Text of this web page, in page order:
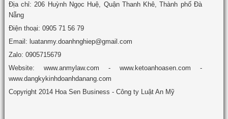
Địa chỉ: 206 Huỳnh Ngọc Huệ, Quận Thanh Khê, Thành phố Đà
Nẵng
Điện thoại: 0905 71 56 79
Email: luatanmy.doanhnghiep@gmail.com
Zalo: 0905715679
Website: www.anmylaw.com - www.ketoanhoasen.com -
www.dangkykinhdoanhdanang.com
Copyright 2014 Hoa Sen Business - Công ty Luật An Mỹ